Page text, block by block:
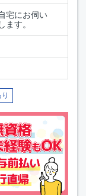
宅にお伺い
ます。